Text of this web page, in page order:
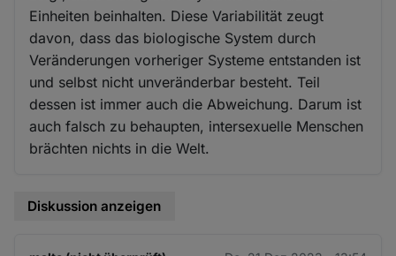
Einheiten beinhalten. Diese Variabilität zeugt
davon, dass das biologische System durch
Veränderungen vorheriger Systeme entstanden ist
und selbst nicht unveränderbar besteht. Teil
dessen ist immer auch die Abweichung. Darum ist
auch falsch zu behaupten, intersexuelle Menschen
brächten nichts in die Welt.
Diskussion anzeigen